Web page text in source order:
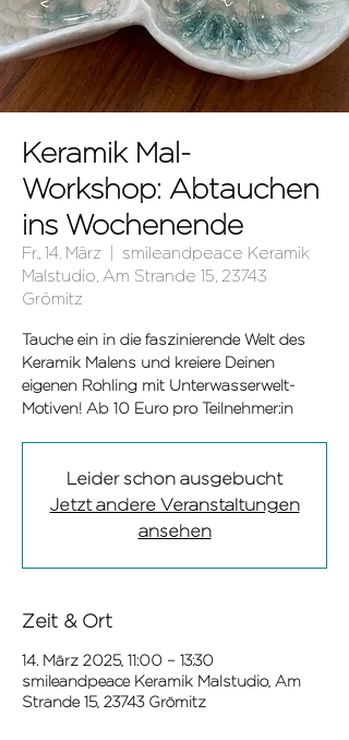
Keramik Mal-
Workshop: Abtauchen
ins Wochenende
Fr., 14. März
smileandpeace Keramik
Malstudio, Am Strande 15, 23743
Grömitz
Tauche ein in die faszinierende Welt des
Keramik Malens und kreiere Deinen
eigenen Rohling mit Unterwasserwelt-
Leider schon ausgebucht
Jetzt andere Veranstaltungen
ansehen
Zeit & Ort
14. März 2025, 11:00 – 13:30
smileandpeace Keramik Malstudio, Am
Strande 15, 23743 Grömitz